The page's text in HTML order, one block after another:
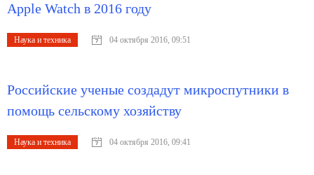
Apple Watch в 2016 году
Наука и техника 04 октября 2016, 09:51
Российские ученые создадут микроспутники в
помощь сельскому хозяйству
Наука и техника 04 октября 2016, 09:41